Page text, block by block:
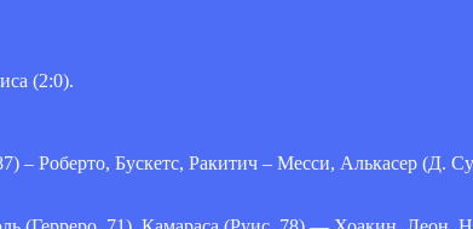
(2:0).
Роберто, Бускетс, Ракитич – Месси, Алькасер (Д.